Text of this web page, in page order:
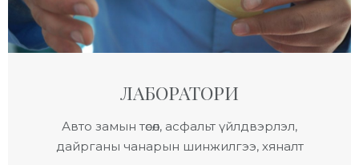
ЛАБОРАТОРИ
Авто замын төсөл, асфальт үйлдвэрлэл,
дайрганы чанарын шинжилгээ, хяналт